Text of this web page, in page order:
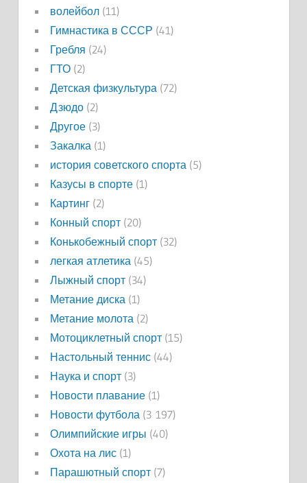
волейбол(11)
Гимнастика в СССР (41)
Гребля (24)
ГТО(2)
Детская физкультура(72)
Дзюдо(2)
Другое(3)
Закалка(1)
история советского спорта(5)
Казусы в спорте(1)
Картинг(2)
Конный спорт(20)
Конькобежный спорт(32)
легкая атлетика(45)
Лыжный спорт(34)
Метание диска(1)
Метание молота(2)
Мотоциклетный спорт(15)
Настольный теннис(44)
Наука и спорт(3)
Новости плавание(1)
Новости футбола(3 197)
Олимпийские игры (40)
Охота на лис(1)
Парашютный спорт(7)